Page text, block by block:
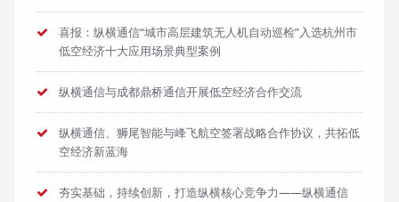
喜报：纵横通信“城市高层建筑无人机自动巡检”入选杭州市
低空经济十大应用场景典型案例
纵横通信与成都鼎桥通信开展低空经济合作交流
纵横通信、狮尾智能与峰飞航空签署战略合作协议，共拓低
空经济新蓝海
夯实基础，持续创新，打造纵横核心竞争力——纵横通信